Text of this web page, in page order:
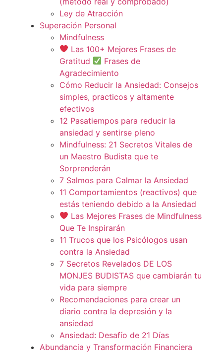
Ley de Atracción
Superación Personal
Mindfulness
Las 100+ Mejores Frases de
Gratitud
Frases de
Agradecimiento
Cómo Reducir la Ansiedad: Consejos
simples, practicos y altamente
efectivos
12 Pasatiempos para reducir la
ansiedad y sentirse pleno
Mindfulness: 21 Secretos Vitales de
un Maestro Budista que te
Sorprenderán
7 Salmos para Calmar la Ansiedad
11 Comportamientos (reactivos) que
estás teniendo debido a la Ansiedad
Las Mejores Frases de Mindfulness
Que Te Inspirarán
11 Trucos que los Psicólogos usan
contra la Ansiedad
7 Secretos Revelados DE LOS
MONJES BUDISTAS que cambiarán tu
vida para siempre
Recomendaciones para crear un
diario contra la depresión y la
ansiedad
Ansiedad: Desafío de 21 Días
Abundancia y Transformación Financiera